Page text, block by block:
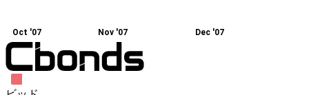
Oct '07 Nov '07 Dec '07